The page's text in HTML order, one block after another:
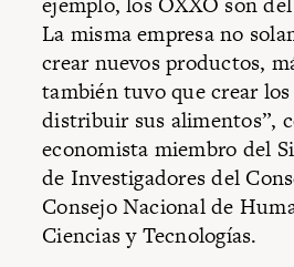
La misma empresa no
crear nuevos productos,
también tuvo que crear los
distribuir sus alimentos”,
economista miembro del
de Investigadores del
Consejo Nacional de
Ciencias y Tecnologías.